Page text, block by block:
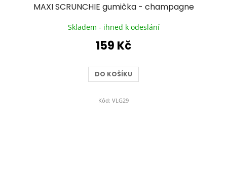
MAXI SCRUNCHIE gumička - champagne
Skladem - ihned k odeslání
159 Kč
DO KOŠÍKU
Kód: VLG29